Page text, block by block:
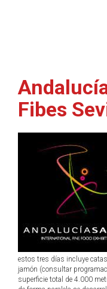
Fibes
estos tres días incluye
jamón (consultar
superficie total de 4.000